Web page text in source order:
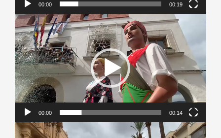
00:00 00:19
Reproductor
de
vídeo
00:00 00:14
Reproductor